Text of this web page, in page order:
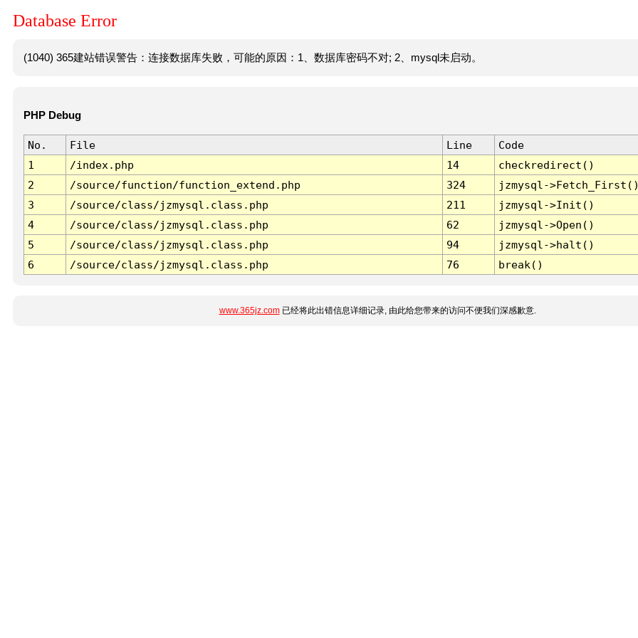
Database Error
(1040) 365建站错误警告：连接数据库失败，可能的原因：1、数据库密码不对; 2、mysql未启动。
PHP Debug
No. File Line
Code
1
/index.php 14
checkredirect()
2
/source/function/function_extend.php 324
jzmysql-
3
/source/class/jzmysql.class.php 211
jzmysql->Init()
4
/source/class/jzmysql.class.php 62
jzmysql->Open()
5
/source/class/jzmysql.class.php 94
jzmysql->halt()
6
/source/class/jzmysql.class.php 76 break()
www.365jz.com已经将此出错信息详细记录, 由此给您带来的访问不便我们深感歉意.